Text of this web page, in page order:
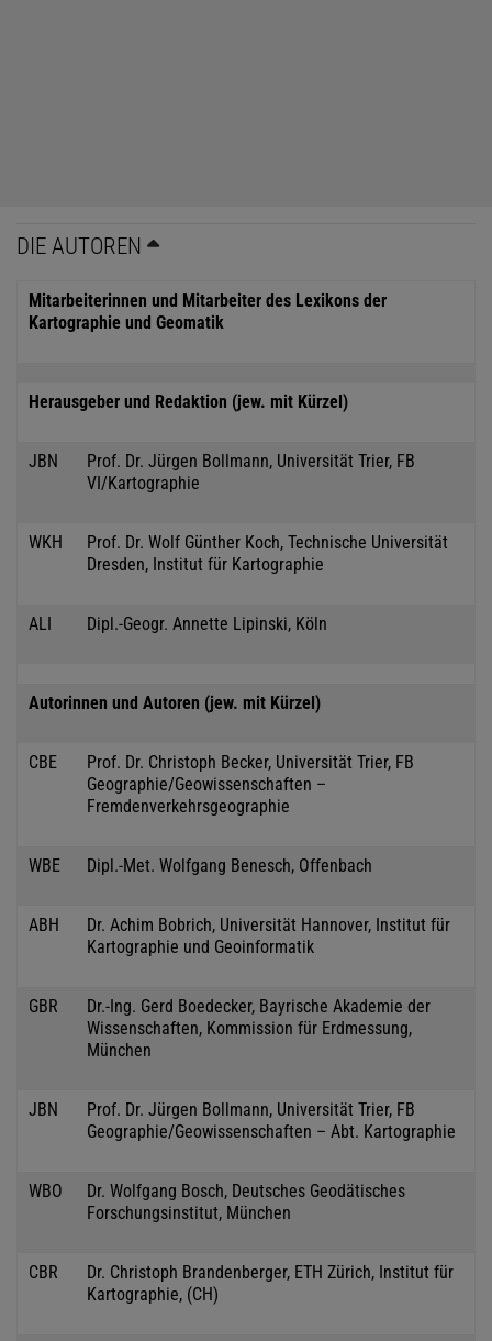
DIE AUTOREN
Mitarbeiterinnen und Mitarbeiter des Lexikons der
Kartographie und Geomatik
Herausgeber und Redaktion (jew. mit Kürzel)
JBN
Prof. Dr. Jürgen Bollmann, Universität Trier, FB
VI/Kartographie
WKH
Prof. Dr. Wolf Günther Koch, Technische Universität
Dresden, Institut für Kartographie
ALI Dipl.-Geogr. Annette Lipinski, Köln
Autorinnen und Autoren (jew. mit Kürzel)
CBE
Prof. Dr. Christoph Becker, Universität Trier, FB
Geographie/Geowissenschaften –
Fremdenverkehrsgeographie
WBE Dipl.-Met. Wolfgang Benesch, Offenbach
ABH
Dr. Achim Bobrich, Universität Hannover, Institut für
Kartographie und Geoinformatik
GBR
Dr.-Ing. Gerd Boedecker, Bayrische Akademie der
Wissenschaften, Kommission für Erdmessung,
München
JBN
Prof. Dr. Jürgen Bollmann, Universität Trier, FB
Geographie/Geowissenschaften – Abt. Kartographie
WBO
Dr. Wolfgang Bosch, Deutsches Geodätisches
Forschungsinstitut, München
CBR
Dr. Christoph Brandenberger, ETH Zürich, Institut für
Kartographie, (CH)